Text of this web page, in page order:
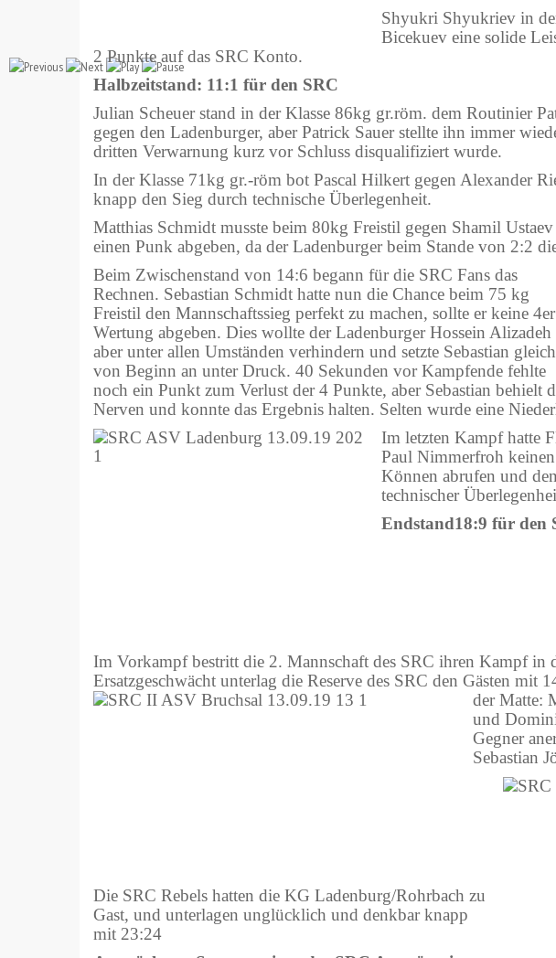
Shyukri Shyukriev in
Bicekuev eine solide
2 Punkte auf das SRC Konto.
Halbzeitstand: 11:1 für den SRC
Julian Scheuer stand in der Klasse 86kg gr.röm. dem Routinier
gegen den Ladenburger, aber Patrick Sauer stellte ihn immer
dritten Verwarnung kurz vor Schluss disqualifiziert wurde.
In der Klasse 71kg gr.-röm bot Pascal Hilkert gegen Alexander
knapp den Sieg durch technische Überlegenheit.
Matthias Schmidt musste beim 80kg Freistil gegen Shamil
einen Punk abgeben, da der Ladenburger beim Stande von 2:2
Beim Zwischenstand von 14:6 begann für die SRC Fans das
Rechnen. Sebastian Schmidt hatte nun die Chance beim 75 kg
Freistil den Mannschaftssieg perfekt zu machen, sollte er keine 4er
Wertung abgeben. Dies wollte der Ladenburger Hossein Alizadeh
aber unter allen Umständen verhindern und setzte Sebastian gleich
von Beginn an unter Druck. 40 Sekunden vor Kampfende fehlte
noch ein Punkt zum Verlust der 4 Punkte, aber Sebastian behielt
Nerven und konnte das Ergebnis halten. Selten wurde eine
Im letzten Kampf hatte
Paul Nimmerfroh
Können abrufen und
technischer
Endstand18:9 für den
Im Vorkampf bestritt die 2. Mannschaft des SRC ihren Kampf in
Ersatzgeschwächt unterlag die Reserve des SRC den Gästen
der Matte:
und
Gegner
Sebastian
Die SRC Rebels hatten die KG Ladenburg/Rohrbach zu
Gast, und unterlagen unglücklich und denkbar knapp
mit 23:24